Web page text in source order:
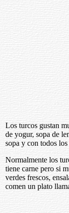
Los turcos gustan
de yogur, sopa de
sopa y con todos
Normalmente los
tiene carne pero si
verdes frescos,
comen un plato